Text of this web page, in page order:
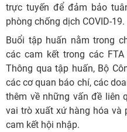
trực tuyến để đảm bảo
phòng chống dịch COVID-19.
Buổi tập huấn nằm trong
các cam kết trong các
Thông qua tập huấn, Bộ
các cơ quan báo chí, các
thêm về những vấn đề liên
vai trò xuất xứ hàng hóa và
cam kết hội nhập.